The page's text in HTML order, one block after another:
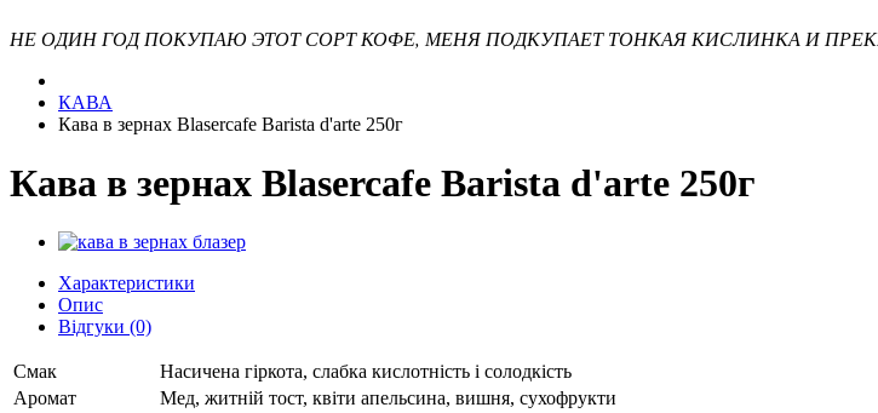
НЕ ОДИН ГОД ПОКУПАЮ ЭТОТ СОРТ КОФЕ, МЕНЯ ПОДКУПАЕТ ТОНКАЯ КИСЛИНКА И
КАВА
Кава в зернах Blasercafe Barista d'arte 250г
Кава в зернах Blasercafe Barista d'arte 250г
Характеристики
Опис
Відгуки (0)
Смак
Насичена гіркота, слабка кислотність і солодкість
Аромат
Мед, житній тост, квіти апельсина, вишня, сухофрукти